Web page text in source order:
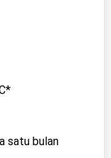
satu bulan